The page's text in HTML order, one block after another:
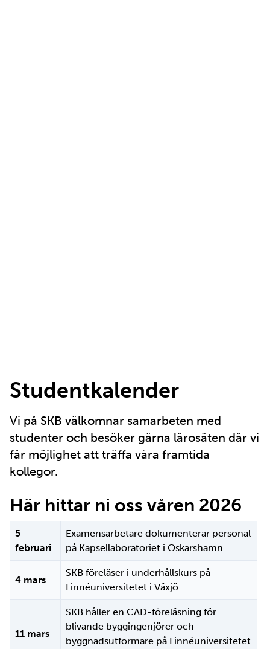
Studentkalender
Vi på SKB välkomnar samarbeten med
studenter och besöker gärna lärosäten där vi
får möjlighet att träffa våra framtida
kollegor.
Här hittar ni oss våren 2026
5
februari
Examensarbetare dokumenterar personal
på Kapsellaboratoriet i Oskarshamn.
4 mars
SKB föreläser i underhållskurs på
Linnéuniversitetet i Växjö.
11 mars
SKB håller en CAD-föreläsning för
blivande byggingenjörer och
byggnadsutformare på Linnéuniversitetet